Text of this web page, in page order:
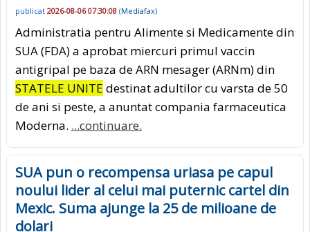
publicat 2026-08-06 07:30:08 (Mediafax)
Administratia pentru Alimente si Medicamente din
SUA (FDA) a aprobat miercuri primul vaccin
antigripal pe baza de ARN mesager (ARNm) din
STATELE UNITE destinat adultilor cu varsta de 50
de ani si peste, a anuntat compania farmaceutica
Moderna. ...continuare.
SUA pun o recompensa uriasa pe capul
noului lider al celui mai puternic cartel din
Mexic. Suma ajunge la 25 de milioane de
dolari